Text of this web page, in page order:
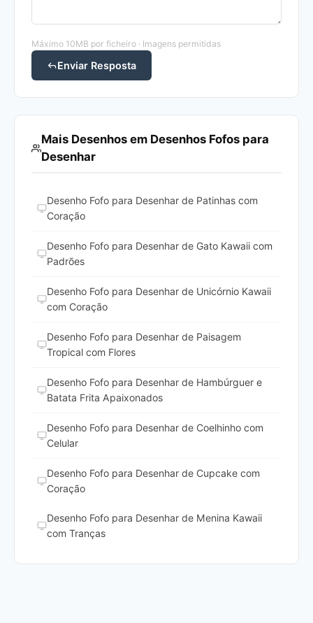
Máximo 10MB por ficheiro · Imagens permitidas
Enviar Resposta
Mais Desenhos em Desenhos Fofos para
Desenhar
Desenho Fofo para Desenhar de Patinhas com
Coração
Desenho Fofo para Desenhar de Gato Kawaii com
Padrões
Desenho Fofo para Desenhar de Unicórnio Kawaii
com Coração
Desenho Fofo para Desenhar de Paisagem
Tropical com Flores
Desenho Fofo para Desenhar de Hambúrguer e
Batata Frita Apaixonados
Desenho Fofo para Desenhar de Coelhinho com
Celular
Desenho Fofo para Desenhar de Cupcake com
Coração
Desenho Fofo para Desenhar de Menina Kawaii
com Tranças